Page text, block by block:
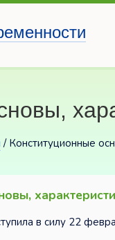
/ Конституционные
в силу 22